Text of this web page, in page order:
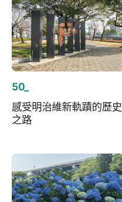
50_
感受明治維新軌蹟的歷史
之路